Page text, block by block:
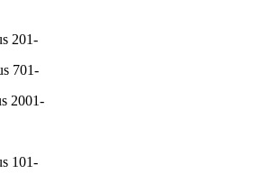
201-
701-
2001-
101-